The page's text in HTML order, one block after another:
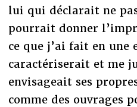
lui qui déclarait ne
pourrait donner
ce que j’ai fait en une
caractériserait et me
envisageait ses
comme des ouvrages